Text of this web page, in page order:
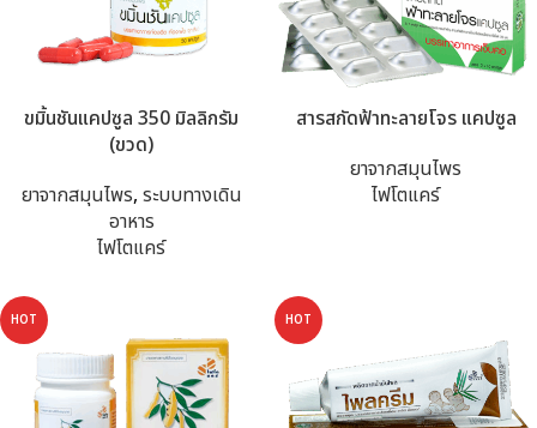
ขมิ้นชันแคปซูล 350 มิลลิกรัม
(ขวด)
ยาจากสมุนไพร, ระบบทางเดิน
อาหาร
ไฟโตแคร์
สารสกัดฟ้าทะลายโจร แคปซูล
ยาจากสมุนไพร
ไฟโตแคร์
HOT HOT